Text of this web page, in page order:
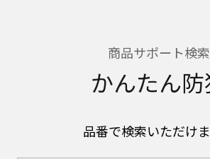
商品サポート検索
かんたん
品番で検索いただけま